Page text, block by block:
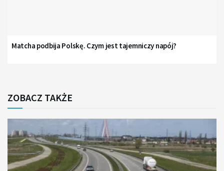
Matcha podbija Polskę. Czym jest tajemniczy napój?
ZOBACZ TAKŻE